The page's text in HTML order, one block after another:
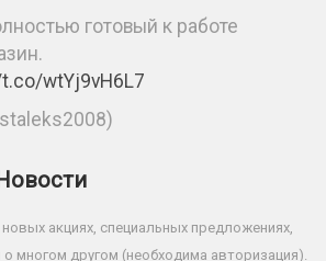
готовый к работе
wtYj9vH6L7
акциях, специальных предложениях,
о многом другом (необходима авторизация).